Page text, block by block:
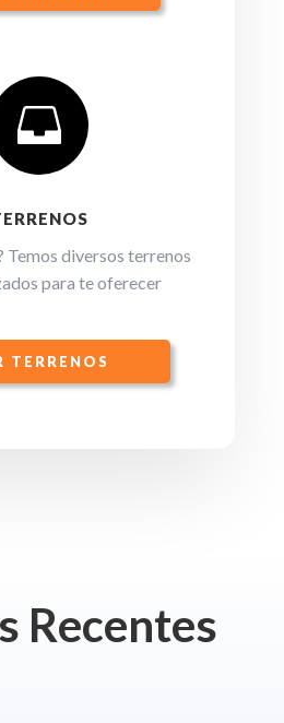

Temos diversos terrenos
para te oferecer
TERRENOS
Recentes